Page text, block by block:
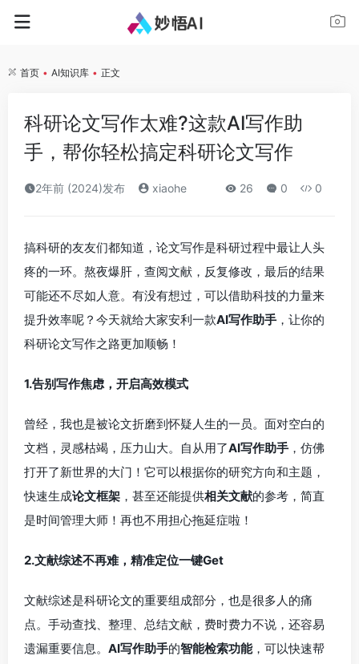
首页 • AI知识库 • 正文
科研论文写作太难?这款AI写作助
手，帮你轻松搞定科研论文写作
2年前 (2024)发布 xiaohe 26 0 0
搞科研的友友们都知道，论文写作是科研过程中最让人头
疼的一环。熬夜爆肝，查阅文献，反复修改，最后的结果
可能还不尽如人意。有没有想过，可以借助科技的力量来
提升效率呢？今天就给大家安利一款AI写作助手 ，让你的
科研论文写作之路更加顺畅！
1.告别写作焦虑，开启高效模式
曾经，我也是被论文折磨到怀疑人生的一员。面对空白的
文档，灵感枯竭，压力山大。自从用了AI写作助手 ，仿佛
打开了新世界的大门！它可以根据你的研究方向和主题，
快速生成论文框架 ，甚至还能提供相关文献的参考，简直
是时间管理大师！再也不用担心拖延症啦！
2.文献综述不再难，精准定位一键Get
文献综述是科研论文的重要组成部分，也是很多人的痛
点。手动查找、整理、总结文献，费时费力不说，还容易
遗漏重要信息。 AI写作助手的智能检索功能，可以快速帮